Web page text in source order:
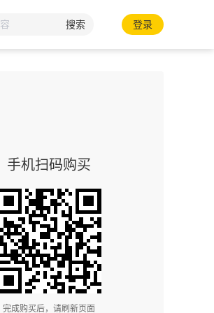
搜索 登录
手机扫码购买
完成购买后，请刷新页面